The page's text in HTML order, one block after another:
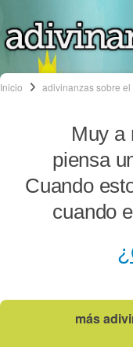
Inicio adivinanzas sobre el
Muy a
piensa
Cuando
cuando
más